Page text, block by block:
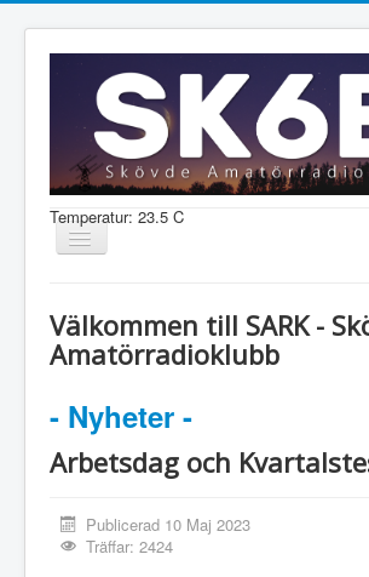
Temperatur: 23.5 C
Visa/dölj
Information
Medlem
Välkommen till SARK -
Amatörradioklubb
- Nyheter -
Arbetsdag och
Publicerad 10 Maj 2023
Träffar: 2424